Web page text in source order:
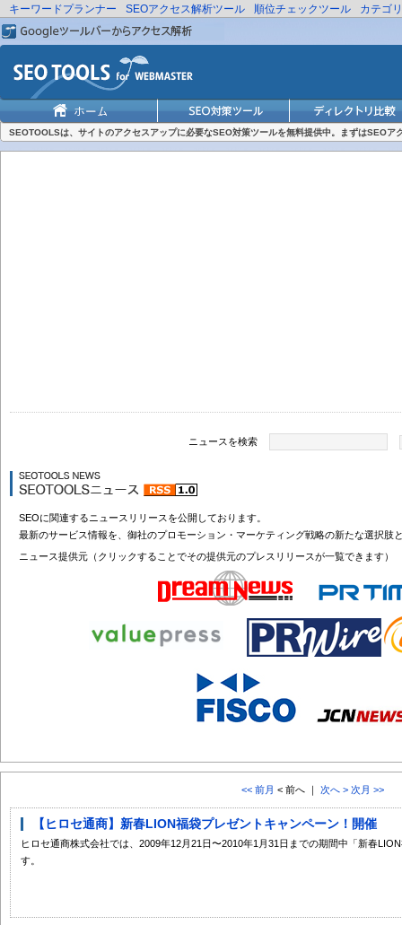
キーワードプランナー SEOアクセス解析ツール 順位チェックツール カテゴ
SEOTOOLSは、サイトのアクセスアップに必要なSEO対策ツールを無料提供中。まずはSEOア
ニュースを検索
SEOに関連するニュースリリースを公開しております。
最新のサービス情報を、御社のプロモーション・マーケティング戦略の新たな選択肢
ニュース提供元（クリックすることでその提供元のプレスリリースが一覧できます）
<< 前月 < 前へ ｜ 次へ > 次月 >>
【ヒロセ通商】新春LION福袋プレゼントキャンペーン！開催
ヒロセ通商株式会社では、2009年12月21日〜2010年1月31日までの期間中「新春
す。